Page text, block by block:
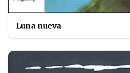
Luna nueva